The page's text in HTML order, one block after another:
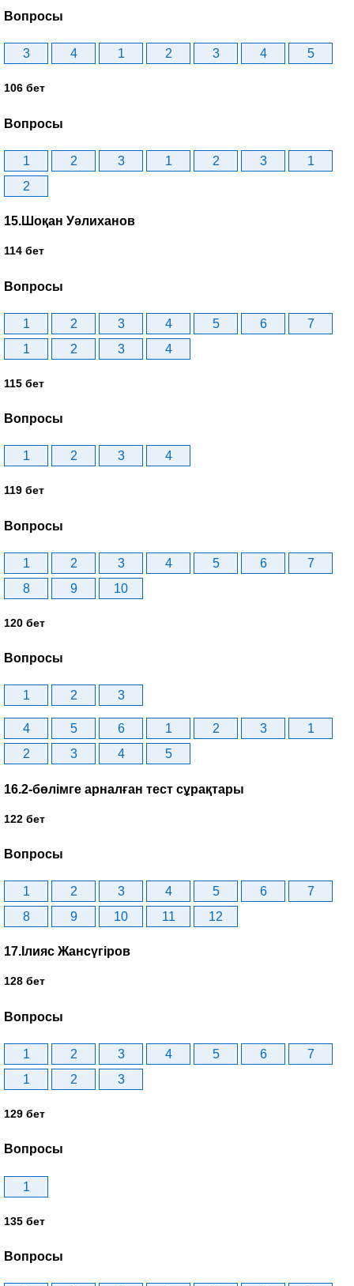
Вопросы
3 4 1 2 3 4 5
106 бет
Вопросы
1 2 3 1 2 3
1
2
15.Шоқан Уәлиханов
114 бет
Вопросы
1 2 3 4 5 6
7
1
2 3 4
115 бет
Вопросы
1 2 3 4
119 бет
Вопросы
1 2 3 4 5 6
7
8
9 10
120 бет
Вопросы
1 2 3
4 5 6 1 2 3
1
2
3 4 5
16.2-бөлімге арналған тест сұрақтары
122 бет
Вопросы
1 2 3 4 5 6
7
8
9 10 11 12
17.Ілияс Жансүгіров
128 бет
Вопросы
1 2 3 4 5 6
7
1
2 3
129 бет
Вопросы
1
135 бет
Вопросы